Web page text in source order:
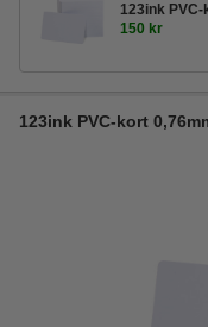
123ink
150 kr
123ink PVC-kort